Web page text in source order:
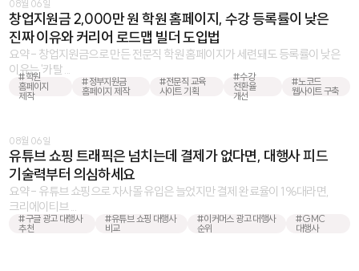
08월 06일
창업지원금 2,000만 원 학원 홈페이지, 수강 등록률이 낮은
진짜 이유와 커리어 로드맵 빌더 도입법
요약 - 창업지원금으로 만든 전문직 학원 홈페이지가 세련돼도 등록률이 낮은
이유는 '카탈 ...
#학원
홈페이지
제작
#정부지원금
홈페이지 제작
#전문직 교육
사이트 기획
#수강
전환율
개선
#노코드
웹사이트 구축
08월 06일
유튜브 쇼핑 트래픽은 넘치는데 결제가 없다면, 대행사 피드
기술력부터 의심하세요
요약 - 유튜브 쇼핑으로 자사몰 유입은 늘었지만 결제 완료율이 1%대라면,
크리에이티브 ...
#구글 광고 대행사
추천
#유튜브 쇼핑 대행사
비교
#이커머스 광고 대행사
순위
#GMC
대행사